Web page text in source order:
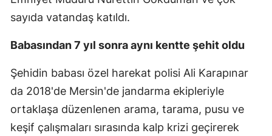
sayıda vatandaş katıldı.
Babasından 7 yıl sonra aynı kentte şehit oldu
Şehidin babası özel harekat polisi Ali Karapınar
da 2018'de Mersin'de jandarma ekipleriyle
ortaklaşa düzenlenen arama, tarama, pusu ve
keşif çalışmaları sırasında kalp krizi geçirerek